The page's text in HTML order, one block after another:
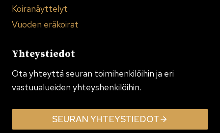
Koiranäyttelyt
Vuoden eräkoirat
Yhteystiedot
Ota yhteyttä seuran toimi­henkilöihin ja eri
vastuualueiden yhteyshenkilöihin.
SEURAN YHTEYSTIEDOT